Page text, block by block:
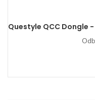
Questyle QCC Dongle